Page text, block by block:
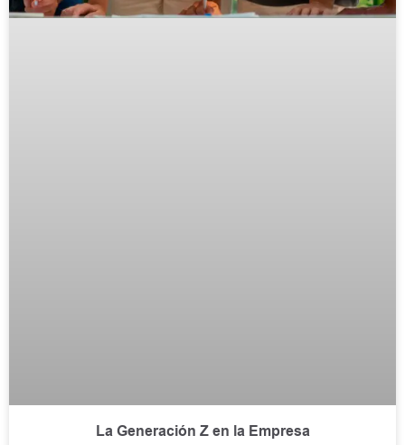
La Generación Z en la Empresa